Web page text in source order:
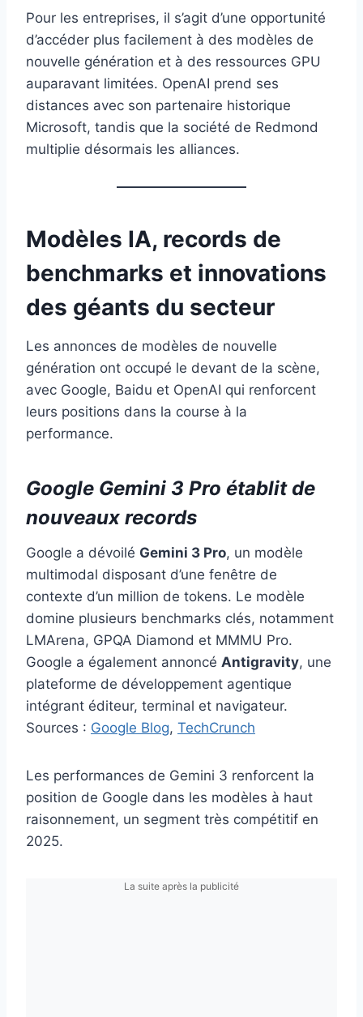
Pour les entreprises, il s’agit d’une opportunité
d’accéder plus facilement à des modèles de
nouvelle génération et à des ressources GPU
auparavant limitées. OpenAI prend ses
distances avec son partenaire historique
Microsoft, tandis que la société de Redmond
multiplie désormais les alliances.
Modèles IA, records de
benchmarks et innovations
des géants du secteur
Les annonces de modèles de nouvelle
génération ont occupé le devant de la scène,
avec Google, Baidu et OpenAI qui renforcent
leurs positions dans la course à la
performance.
Google Gemini 3 Pro établit de
nouveaux records
Google a dévoilé Gemini 3 Pro, un modèle
multimodal disposant d’une fenêtre de
contexte d’un million de tokens. Le modèle
domine plusieurs benchmarks clés, notamment
LMArena, GPQA Diamond et MMMU Pro.
Google a également annoncé Antigravity, une
plateforme de développement agentique
intégrant éditeur, terminal et navigateur.
Sources : Google Blog, TechCrunch
Les performances de Gemini 3 renforcent la
position de Google dans les modèles à haut
raisonnement, un segment très compétitif en
2025.
La suite après la publicité